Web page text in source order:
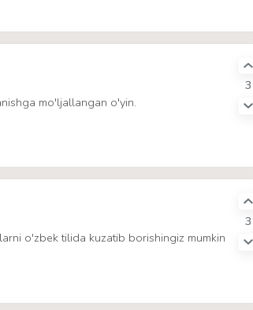
3
mo'ljallangan o'yin.
3
o'zbek tilida kuzatib borishingiz mumkin